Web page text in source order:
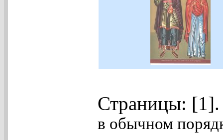
Страницы:
в обычном